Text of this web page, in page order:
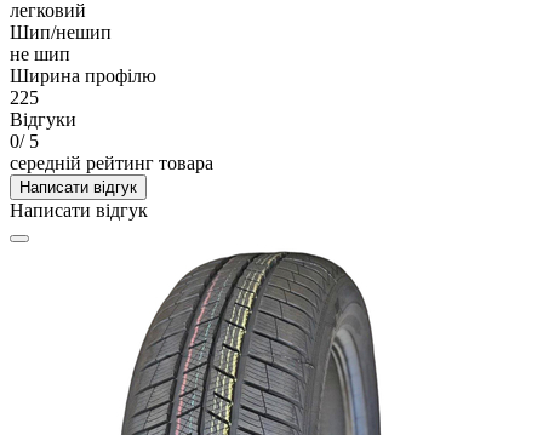
легковий
Шип/нешип
не шип
Ширина профілю
225
Відгуки
0/ 5
середній рейтинг товара
Написати відгук
Написати відгук